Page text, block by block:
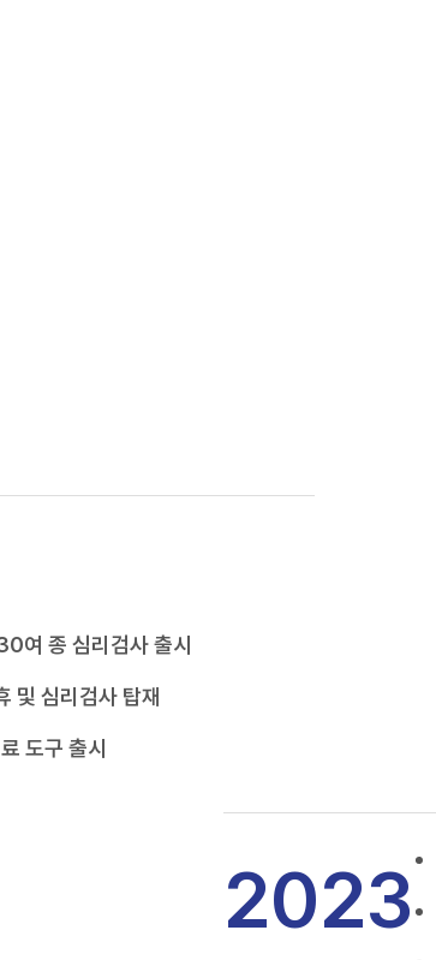
여 종 심리검사 출시
및 심리검사 탑재
도구 출시
2023